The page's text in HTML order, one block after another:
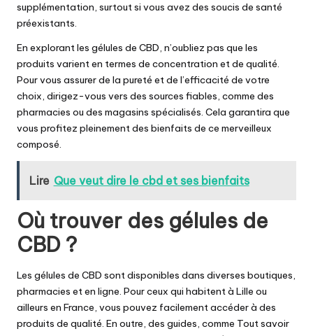
supplémentation, surtout si vous avez des soucis de santé
préexistants.
En explorant les gélules de CBD, n’oubliez pas que les
produits varient en termes de concentration et de qualité.
Pour vous assurer de la pureté et de l’efficacité de votre
choix, dirigez-vous vers des sources fiables, comme des
pharmacies ou des magasins spécialisés. Cela garantira que
vous profitez pleinement des bienfaits de ce merveilleux
composé.
Lire Que veut dire le cbd et ses bienfaits
Où trouver des gélules de
CBD ?
Les gélules de CBD sont disponibles dans diverses boutiques,
pharmacies et en ligne. Pour ceux qui habitent à Lille ou
ailleurs en France, vous pouvez facilement accéder à des
produits de qualité. En outre, des guides, comme Tout savoir